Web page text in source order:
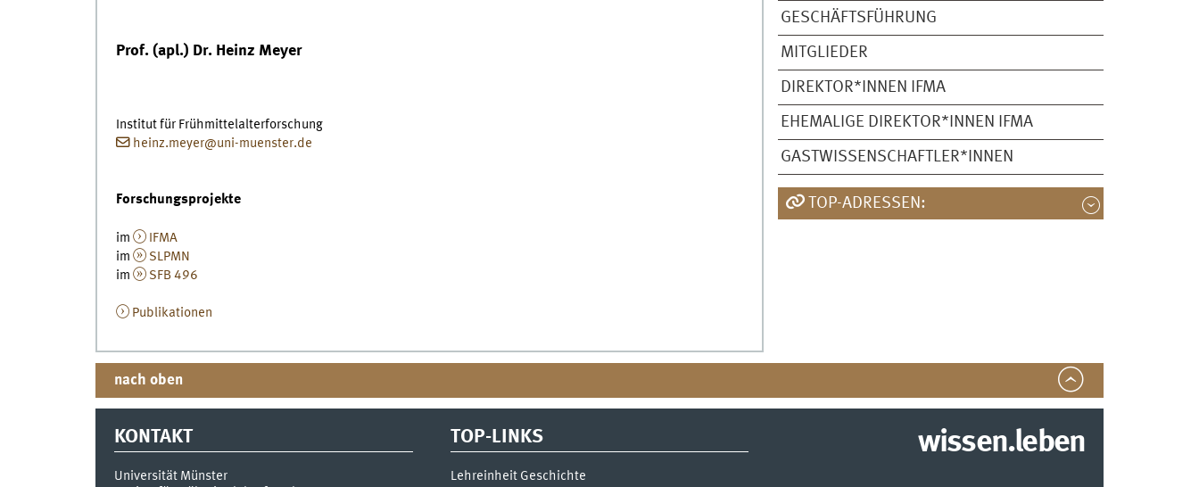
GESCHÄFTSFÜHRUNG
MITGLIEDER
DIREKTOR*INNEN IFMA
EHEMALIGE DIREKTOR*INNEN IFMA
GASTWISSENSCHAFTLER*INNEN
Prof. (apl.) Dr. Heinz Meyer
Institut für Frühmittelalterforschung
heinz.meyer@uni-muenster.de
Forschungsprojekte
im
IFMA
im
SLPMN
im
SFB 496
Publikationen
TOP-ADRESSEN:
nach oben
KONTAKT
Universität Münster
TOP-LINKS
Lehreinheit Geschichte
wissen.leben